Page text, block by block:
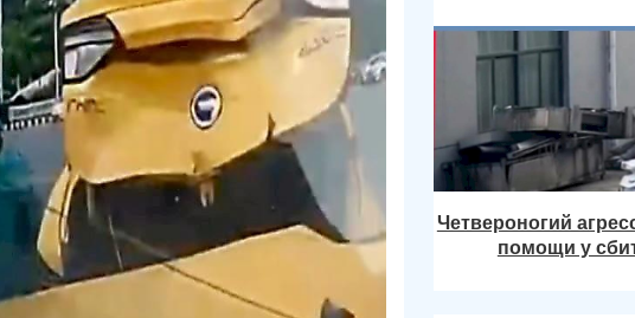
Четвероногий
помощи у